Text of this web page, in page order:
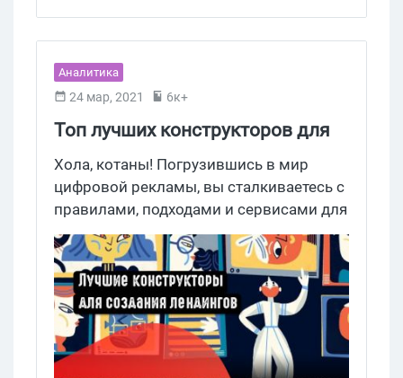
Аналитика
24 мар, 2021 6к+
Топ лучших конструкторов для
создания лендингов
Хола, котаны! Погрузившись в мир
цифровой рекламы, вы сталкиваетесь с
правилами, подходами и сервисами для
привлечения и удержания клиентов, а
лендинг — один из незаменимых
рабочих инструментов для получения
заявок. Если у вас нет под рукой ИТ
команды для разработки лендингов, а
заявки нужны как можно скорее,
конструкторы — это то, что вам нужно.